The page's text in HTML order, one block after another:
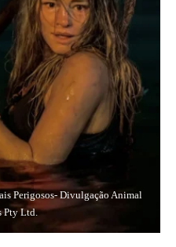
Perigosos- Divulgação Animal
Pty Ltd.